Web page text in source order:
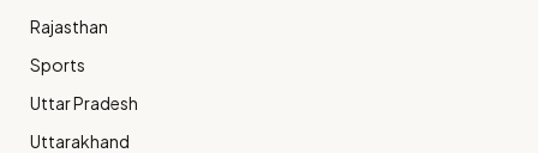
Rajasthan
Sports
Uttar Pradesh
Uttarakhand